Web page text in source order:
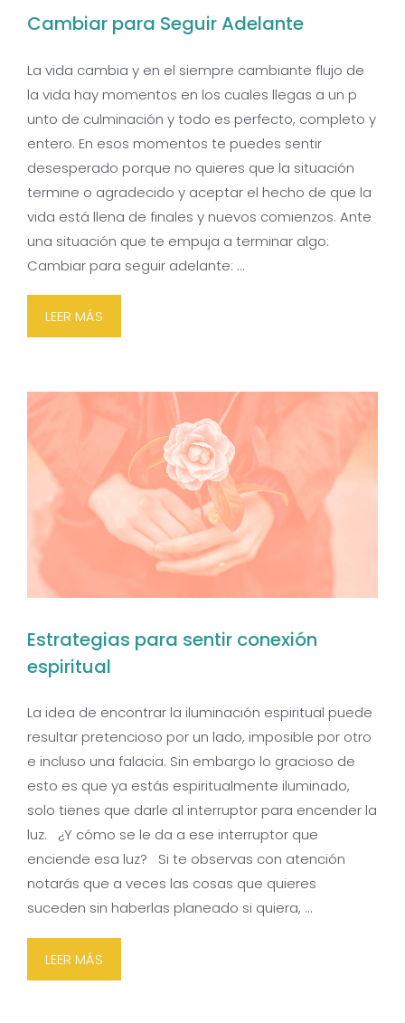
Cambiar para Seguir Adelante
La vida cambia y en el siempre cambiante flujo de
la vida hay momentos en los cuales llegas a un p
unto de culminación y todo es perfecto, completo y
entero. En esos momentos te puedes sentir
desesperado porque no quieres que la situación
termine o agradecido y aceptar el hecho de que la
vida está llena de finales y nuevos comienzos. Ante
una situación que te empuja a terminar algo:
Cambiar para seguir adelante: …
LEER MÁS
Estrategias para sentir conexión
espiritual
La idea de encontrar la iluminación espiritual puede
resultar pretencioso por un lado, imposible por otro
e incluso una falacia. Sin embargo lo gracioso de
esto es que ya estás espiritualmente iluminado,
solo tienes que darle al interruptor para encender la
luz. ¿Y cómo se le da a ese interruptor que
enciende esa luz? Si te observas con atención
notarás que a veces las cosas que quieres
suceden sin haberlas planeado si quiera, …
LEER MÁS